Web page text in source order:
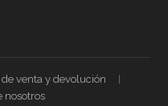
venta y devolución
nosotros